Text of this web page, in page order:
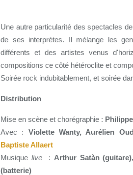
Une autre particularité des spectacles
de ses interprètes.
Il mélange les
différents et des artistes venus
compositions ce côté hétéroclite et
Soirée rock indubitablement, et soirée
Distribution
Mise en scène et chorégraphie :
Avec : Violette Wanty, Aurélien
Baptiste Allaert
Musique live: Arthur Satàn
(batterie)